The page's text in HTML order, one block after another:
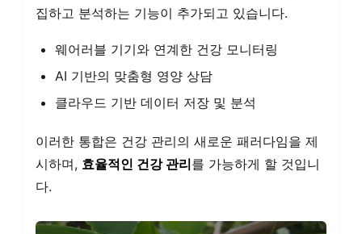
집하고 분석하는 기능이 추가되고 있습니다.
웨어러블 기기와 연계한 건강 모니터링
AI 기반의 맞춤형 영양 상담
클라우드 기반 데이터 저장 및 분석
이러한 통합은 건강 관리의 새로운 패러다임을 제
시하며, 효율적인 건강 관리를 가능하게 할 것입니
다.